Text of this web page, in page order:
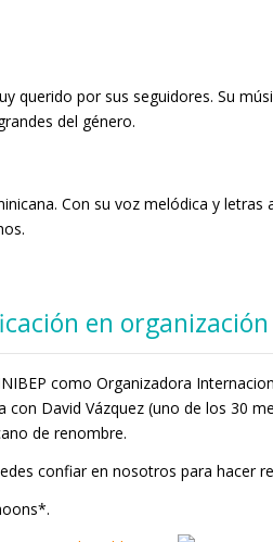
querido por sus seguidores. Su
del género.
Con su voz melódica y letras
en
como Organizadora
David Vázquez (uno de los 30
de renombre.
confiar en nosotros para hacer